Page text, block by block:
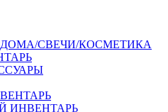
СВЕЧИ/КОСМЕТИКА
ИНВЕНТАРЬ